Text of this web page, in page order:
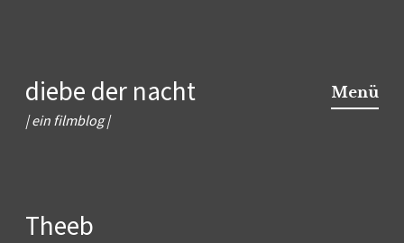
Inhalt
springen
diebe der nacht
| ein filmblog |
Menü
Theeb